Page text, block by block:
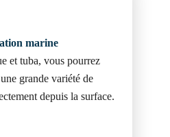
marine
et tuba, vous pourrez
grande variété de
depuis la surface.